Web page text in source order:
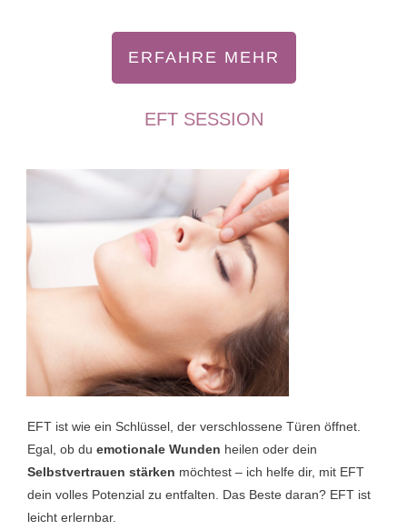
ERFAHRE MEHR
EFT SESSION
EFT ist wie ein Schlüssel, der verschlossene Türen öffnet.
Egal, ob du emotionale Wunden heilen oder dein
Selbstvertrauen stärken möchtest – ich helfe dir, mit EFT
dein volles Potenzial zu entfalten. Das Beste daran? EFT ist
leicht erlernbar.